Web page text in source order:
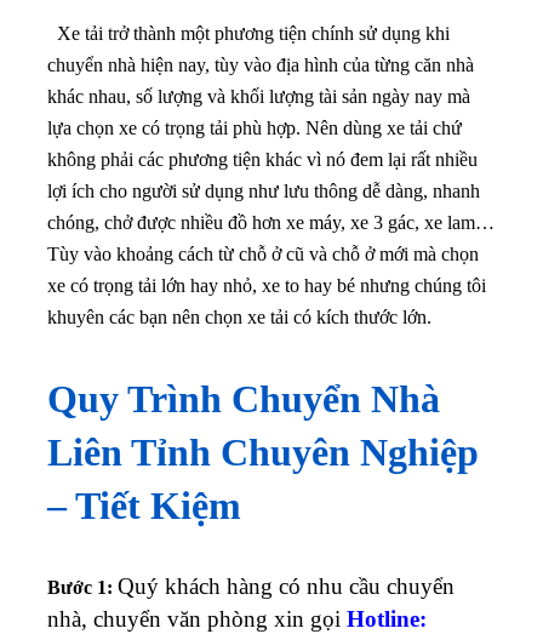
Xe tải trở thành một phương tiện chính sử dụng khi
chuyển nhà hiện nay, tùy vào địa hình của từng căn nhà
khác nhau, số lượng và khối lượng tài sản ngày nay mà
lựa chọn xe có trọng tải phù hợp. Nên dùng xe tải chứ
không phải các phương tiện khác vì nó đem lại rất nhiều
lợi ích cho người sử dụng như lưu thông dễ dàng, nhanh
chóng, chở được nhiều đồ hơn xe máy, xe 3 gác, xe lam…
Tùy vào khoảng cách từ chỗ ở cũ và chỗ ở mới mà chọn
xe có trọng tải lớn hay nhỏ, xe to hay bé nhưng chúng tôi
khuyên các bạn nên chọn xe tải có kích thước lớn.
Quy Trình Chuyển Nhà
Liên Tỉnh Chuyên Nghiệp
– Tiết Kiệm
Bước 1: Quý khách hàng có nhu cầu chuyển
nhà, chuyển văn phòng xin gọi Hotline: